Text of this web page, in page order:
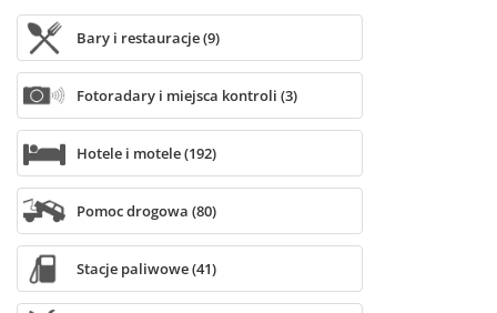
Bary i restauracje (9)
Fotoradary i miejsca kontroli (3)
Hotele i motele (192)
Pomoc drogowa (80)
Stacje paliwowe (41)